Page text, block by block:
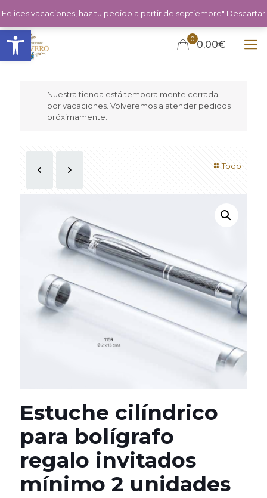
Abrir barra de herramientas 0 0,00€
Nuestra tienda está temporalmente cerrada
por vacaciones. Volveremos a atender pedidos
próximamente.
Todo
Estuche cilíndrico
para bolígrafo
regalo invitados
mínimo 2 unidades
Felices vacaciones, haz tu pedido a partir de septiembre" Descartar